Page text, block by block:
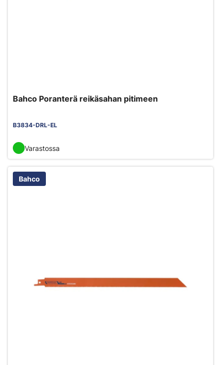
Bahco Poranterä reikäsahan pitimeen
B3834-DRL-EL
Varastossa
Bahco